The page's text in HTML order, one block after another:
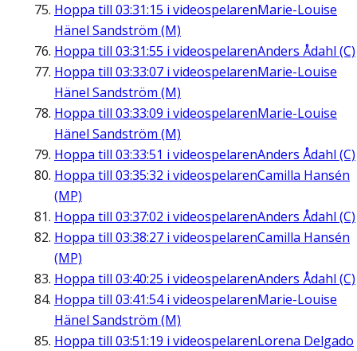
Hoppa till 03:31:15 i videospelarenMarie-Louise
Hänel Sandström (M)
Hoppa till 03:31:55 i videospelarenAnders Ådahl (C)
Hoppa till 03:33:07 i videospelarenMarie-Louise
Hänel Sandström (M)
Hoppa till 03:33:09 i videospelarenMarie-Louise
Hänel Sandström (M)
Hoppa till 03:33:51 i videospelarenAnders Ådahl (C)
Hoppa till 03:35:32 i videospelarenCamilla Hansén
(MP)
Hoppa till 03:37:02 i videospelarenAnders Ådahl (C)
Hoppa till 03:38:27 i videospelarenCamilla Hansén
(MP)
Hoppa till 03:40:25 i videospelarenAnders Ådahl (C)
Hoppa till 03:41:54i videospelarenMarie-Louise
Hänel Sandström (M)
Hoppa till 03:51:19 i videospelarenLorena Delgado